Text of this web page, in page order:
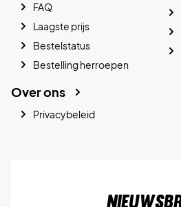
FAQ
Laagste prijs
Bestelstatus
Bestelling herroepen
Over ons
Privacybeleid